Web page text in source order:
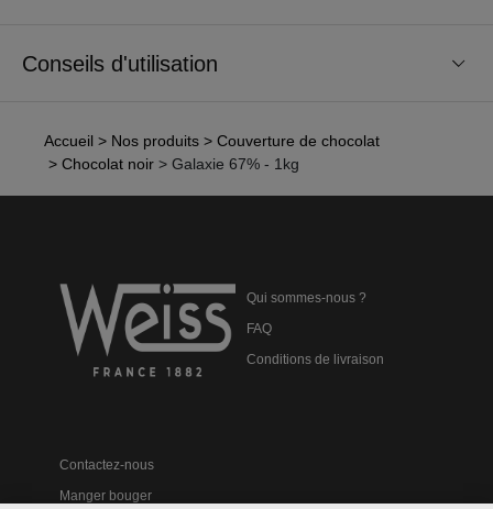
Conseils d'utilisation
Accueil > Nos produits > Couverture de chocolat
> Chocolat noir > Galaxie 67% - 1kg
Qui sommes-nous ?
FAQ
Conditions de livraison
Contactez-nous
Manger bouger